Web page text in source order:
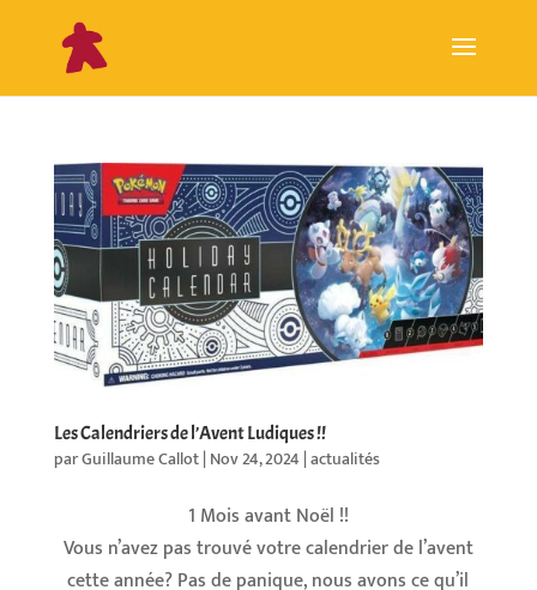
Les Calendriers de l’Avent Ludiques !!
parGuillaume Callot|Nov 24, 2024|actualités
1 Mois avant Noël !!
Vous n’avez pas trouvé votre calendrier de l’avent
cette année? Pas de panique, nous avons ce qu’il